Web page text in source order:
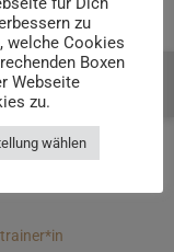
&
zu
welche Cookies
Boxen
Webseite
zu.
wählen
Beratung buchen